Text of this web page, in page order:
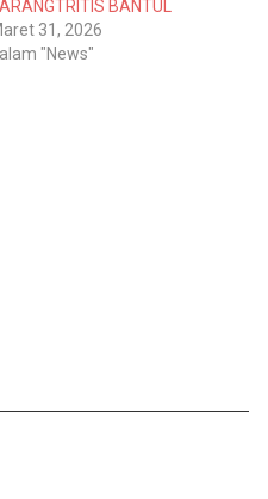
BANTUL
31, 2026
"News"